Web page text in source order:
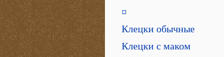
¤
Клецки обычные
Клецки с маком